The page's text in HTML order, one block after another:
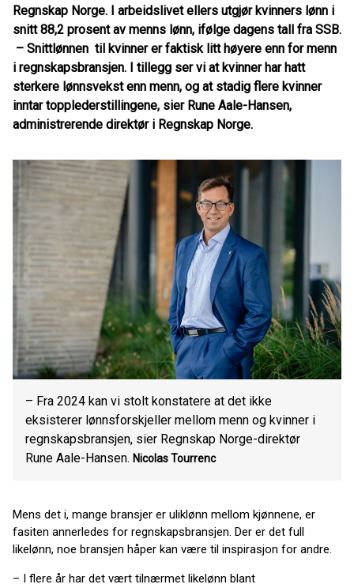
Regnskap Norge. I arbeidslivet ellers utgjør kvinners lønn i
snitt 88,2 prosent av menns lønn, ifølge dagens tall fra SSB.
– Snittlønnen til kvinner er faktisk litt høyere enn for menn
i regnskapsbransjen. I tillegg ser vi at kvinner har hatt
sterkere lønnsvekst enn menn, og at stadig flere kvinner
inntar topplederstillingene, sier Rune Aale-Hansen,
administrerende direktør i Regnskap Norge.
– Fra 2024 kan vi stolt konstatere at det ikke
eksisterer lønnsforskjeller mellom menn og kvinner i
regnskapsbransjen, sier Regnskap Norge-direktør
Rune Aale-Hansen. Nicolas Tourrenc
Mens det i, mange bransjer er uliklønn mellom kjønnene, er
fasiten annerledes for regnskapsbransjen. Der er det full
likelønn, noe bransjen håper kan være til inspirasjon for andre.
– I flere år har det vært tilnærmet likelønn blant